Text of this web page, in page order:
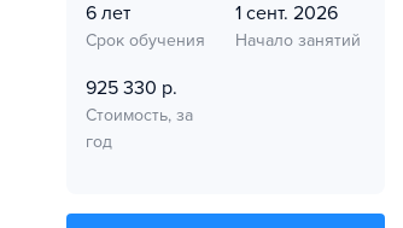
6 лет
Срок обучения
1 сент. 2026
Начало занятий
925 330 р.
Стоимость, за
год